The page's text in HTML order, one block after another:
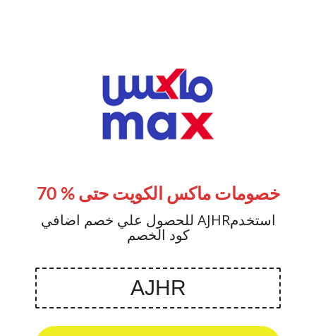
خصومات ماكس الكويت حتى % 70
للحصول علي خصم اضافي AJHRاستخدم
كود الخصم